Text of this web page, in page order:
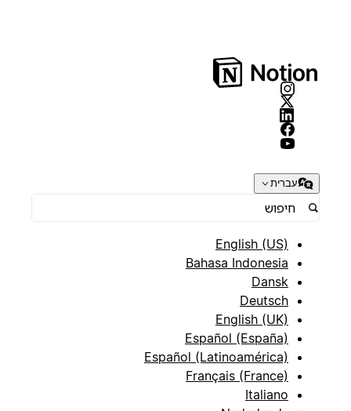
עברית
English (US)
Bahasa Indonesia
Dansk
Deutsch
English (UK)
Español (España)
Español (Latinoamérica)
Français (France)
Italiano